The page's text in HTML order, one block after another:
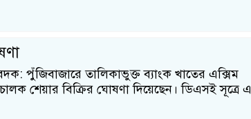
পুঁজিবাজারে তালিকাভুক্ত ব্যাংক খাতের এক্সিম
শেয়ার বিক্রির ঘোষণা দিয়েছেন। ডিএসই সূত্রে এ